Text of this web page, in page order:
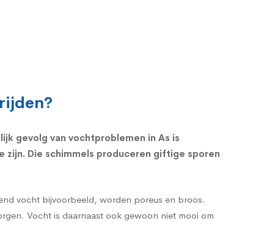
gevolg van vochtproblemen in As is
Die schimmels produceren giftige sporen
vocht bijvoorbeeld, worden poreus en broos.
Vocht is daarnaast ook gewoon niet mooi om